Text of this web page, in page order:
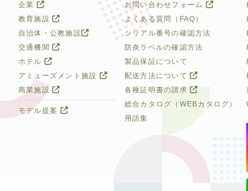
お問い合わせフォーム
よくある質問（FAQ）
シリアル番号の確認方法
防炎ラベルの確認方法
製品保証について
配送方法について
各種証明書の請求
総合カタログ（WEBカタログ）
用語集
企業
教育施設
自治体・公教施設
交通機関
ホテル
アミューズメント施設
商業施設
モデル提案